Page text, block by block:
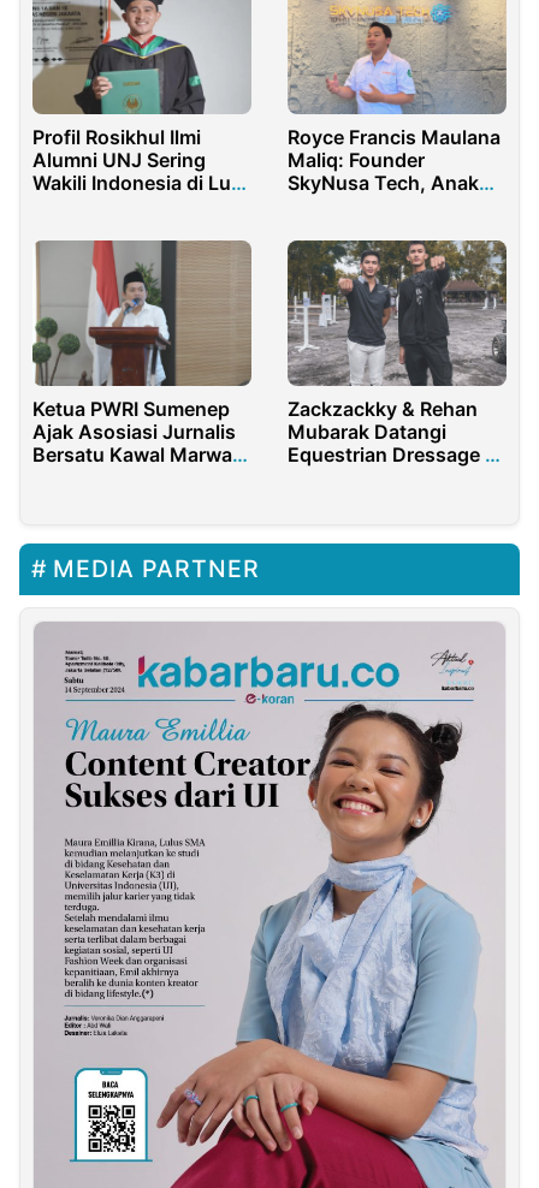
Profil Rosikhul Ilmi
Alumni UNJ Sering
Wakili Indonesia di Luar
Royce Francis Maulana
Maliq: Founder
SkyNusa Tech, Anak
Teknologi
Ketua PWRI Sumenep
Ajak Asosiasi Jurnalis
Bersatu Kawal Marwah
Zackzackky & Rehan
Mubarak Datangi
Equestrian Dressage &
MEDIA PARTNER